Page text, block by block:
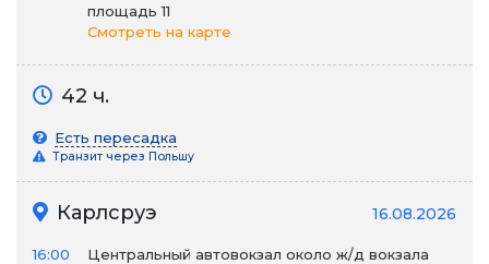
площадь 11
Смотреть на карте
42 ч.
Есть пересадка
Транзит через Польшу
Карлсруэ 16.08.2026
16:00
Центральный автовокзал около ж/д вокзала